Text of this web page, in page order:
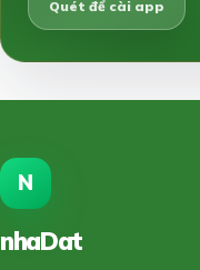
Quét để cài app
N
nhaDat